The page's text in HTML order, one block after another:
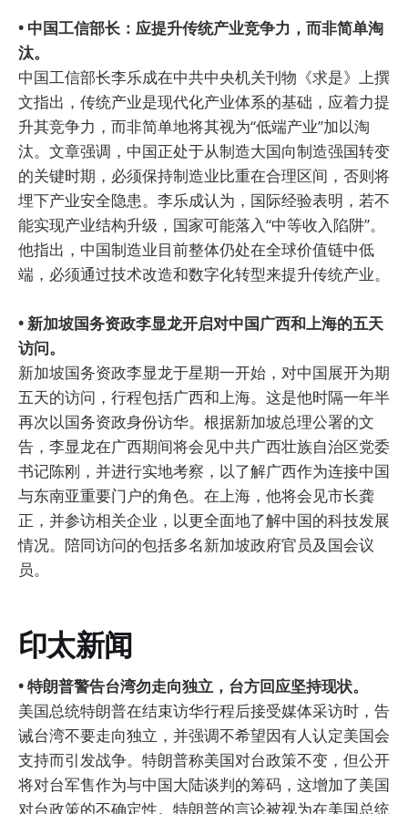
• 中国工信部长：应提升传统产业竞争力，而非简单淘
汰。
中国工信部长李乐成在中共中央机关刊物《求是》上撰
文指出，传统产业是现代化产业体系的基础，应着力提
升其竞争力，而非简单地将其视为“低端产业”加以淘
汰。文章强调，中国正处于从制造大国向制造强国转变
的关键时期，必须保持制造业比重在合理区间，否则将
埋下产业安全隐患。李乐成认为，国际经验表明，若不
能实现产业结构升级，国家可能落入“中等收入陷阱”。
他指出，中国制造业目前整体仍处在全球价值链中低
端，必须通过技术改造和数字化转型来提升传统产业。
• 新加坡国务资政李显龙开启对中国广西和上海的五天
访问。
新加坡国务资政李显龙于星期一开始，对中国展开为期
五天的访问，行程包括广西和上海。这是他时隔一年半
再次以国务资政身份访华。根据新加坡总理公署的文
告，李显龙在广西期间将会见中共广西壮族自治区党委
书记陈刚，并进行实地考察，以了解广西作为连接中国
与东南亚重要门户的角色。在上海，他将会见市长龚
正，并参访相关企业，以更全面地了解中国的科技发展
情况。陪同访问的包括多名新加坡政府官员及国会议
员。
印太新闻
• 特朗普警告台湾勿走向独立，台方回应坚持现状。
美国总统特朗普在结束访华行程后接受媒体采访时，告
诫台湾不要走向独立，并强调不希望因有人认定美国会
支持而引发战争。特朗普称美国对台政策不变，但公开
将对台军售作为与中国大陆谈判的筹码，这增加了美国
对台政策的不确定性。特朗普的言论被视为在美国总统